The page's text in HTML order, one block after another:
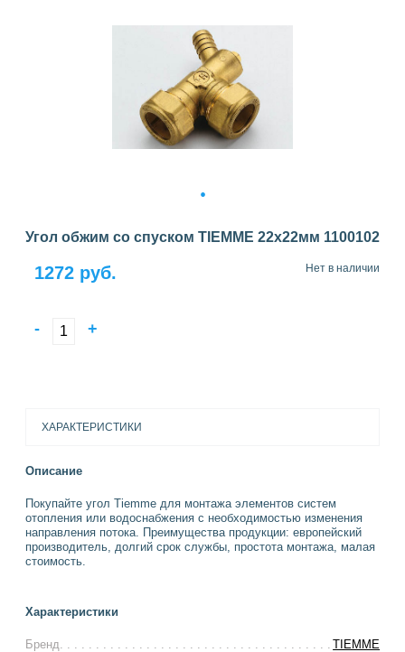
1
Угол обжим со спуском TIEMME 22x22мм 1100102
1272 руб. Нет в наличии
- +
ХАРАКТЕРИСТИКИ
Описание
Покупайте угол Tiemme для монтажа элементов систем
отопления или водоснабжения с необходимостью изменения
направления потока. Преимущества продукции: европейский
производитель, долгий срок службы, простота монтажа, малая
стоимость.
Характеристики
Бренд
TIEMME